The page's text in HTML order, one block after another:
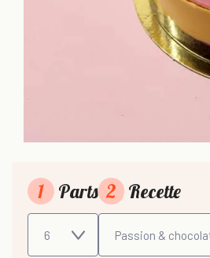
1 Parts 2 Recette